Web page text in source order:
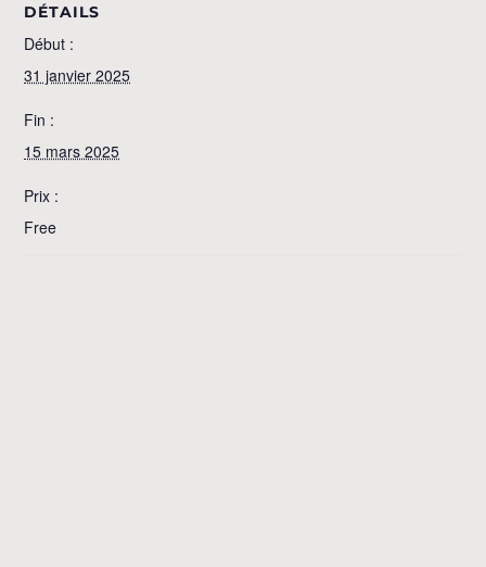
DÉTAILS
Début :
31 janvier 2025
Fin :
15 mars 2025
Prix :
Free